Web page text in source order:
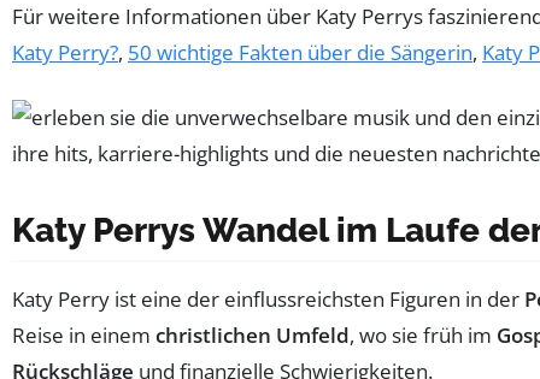
Für weitere Informationen über Katy Perrys
Katy Perry?, 50 wichtige Fakten über die Sängerin, Katy
Katy Perrys Wandel im Laufe
Katy Perry ist eine der einflussreichsten Figuren in der
Reise in einem christlichen Umfeld, wo sie früh im
Rückschläge und finanzielle Schwierigkeiten.